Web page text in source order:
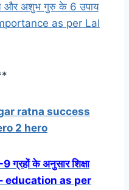
और अशुभ गुरु के 6 उपाय
as per Lal
ratna success
2 hero
ग्रहों के अनुसार शिक्षा
education as per